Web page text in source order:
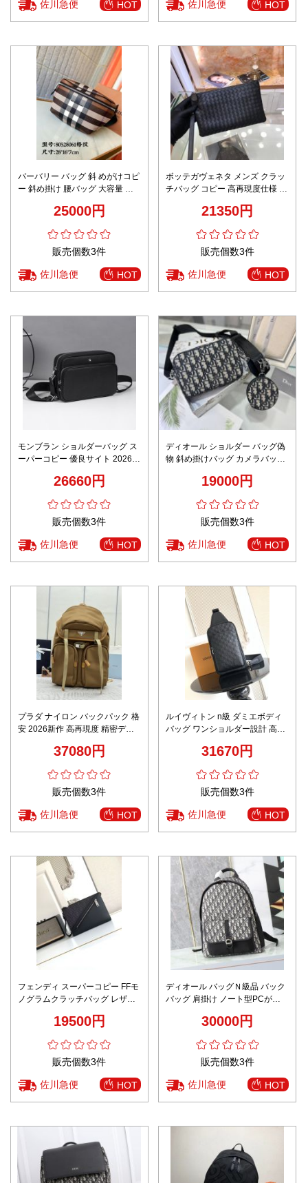
佐川急便 HOT 佐川急便 HOT
バーバリー バッグ 斜 めがけコピ
ー 斜め掛け 腰バッグ 大容量 縞
25000円
販売個数3件
佐川急便 HOT
ボッテガヴェネタ メンズ クラッ
チバッグ コピー 高再現度仕様 即
使用 高級感漂う仕上げ
21350円
販売個数3件
佐川急便 HOT
モンブラン ショルダーバッグ ス
ーパーコピー 優良サイト 2026新
印 精密ディテール 高級感仕上げ
26660円
販売個数3件
佐川急便 HOT
ディオール ショルダー バッグ偽
物 斜め掛けバッグ カメラバッグ
D9908メンズ 花柄 ブラック
19000円
販売個数3件
佐川急便 HOT
プラダ ナイロン バックパック 格
安 2026新作 高再現度 精密ディ
37080円
販売個数3件
佐川急便 HOT
ルイヴィトン n級 ダミエボディ
バッグ ワンショルダー設計 高品
31670円
販売個数3件
佐川急便 HOT
フェンディ スーパーコピー FFモ
ノグラムクラッチバッグ レザー
19500円
販売個数3件
佐川急便 HOT
ディオール バッグＮ級品 バック
バッグ 肩掛け ノート型PCが収
30000円
販売個数3件
佐川急便 HOT